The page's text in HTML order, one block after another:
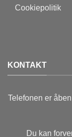
Cookiepolitik
KONTAKT
Telefonen er
Du kan